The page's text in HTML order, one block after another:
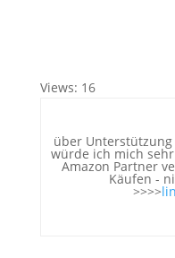
Views: 16
über
würde ich mich
Amazon Partner
Käufen -
>>>>